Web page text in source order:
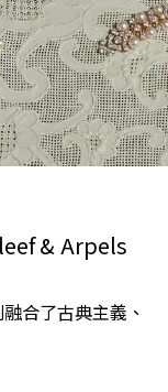
& Arpels
合了古典主義、